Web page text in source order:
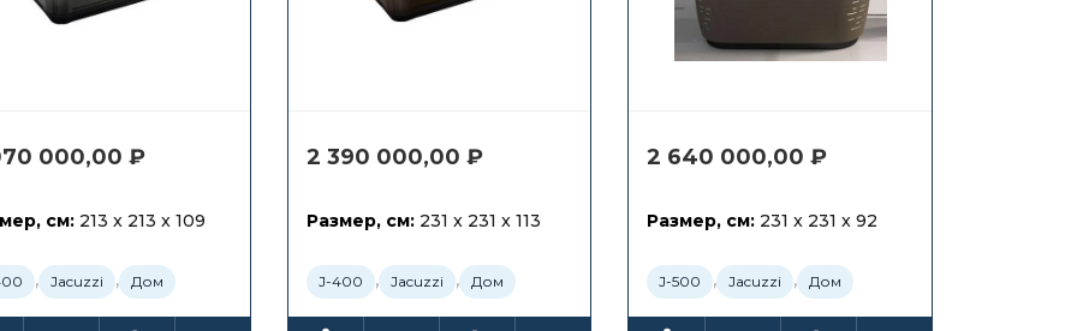
000,00 ₽
см:213 x 213 x 109
, Jacuzzi , Дом
2 390 000,00 ₽
Размер, см:231 x 231 x 113
J-400 , Jacuzzi , Дом
2 640 000,00₽
Размер, см: 231 x 231 x 92
J-500 , Jacuzzi , Дом